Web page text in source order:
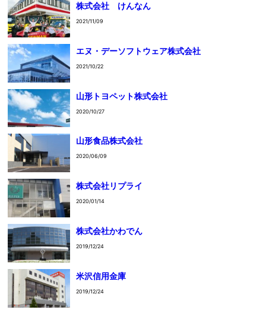
株式会社 けんなん
2021/11/09
エヌ・デーソフトウェア株式会社
2021/10/22
山形トヨペット株式会社
2020/10/27
山形食品株式会社
2020/06/09
株式会社リプライ
2020/01/14
株式会社かわでん
2019/12/24
米沢信用金庫
2019/12/24